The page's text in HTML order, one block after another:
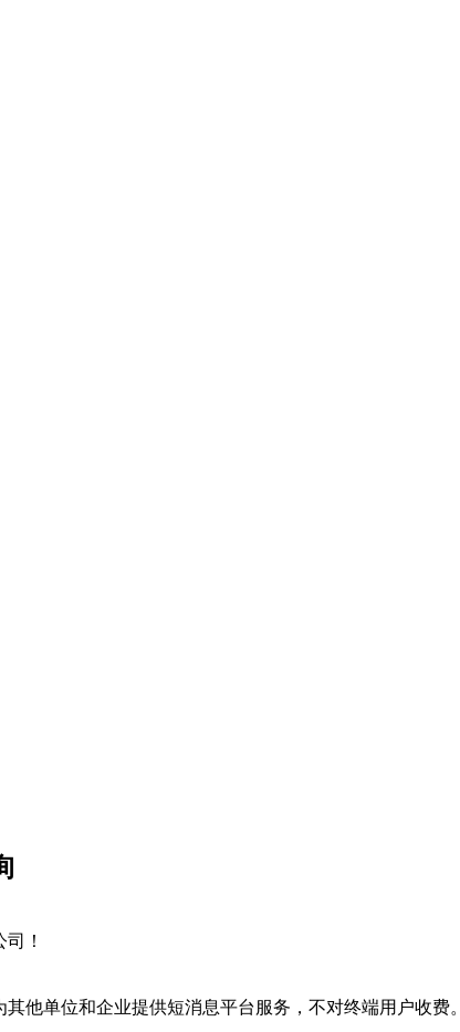
！
他单位和企业提供短消息平台服务，不对终端用户收费。